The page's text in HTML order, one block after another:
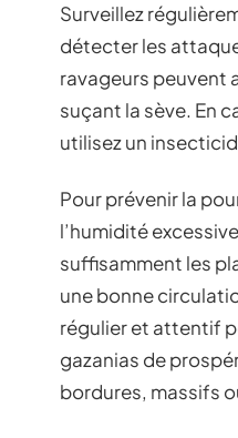
Surveillez
détecter les
ravageurs peuvent
suçant la sève. En
utilisez un
Pour prévenir la
l’humidité
suffisamment les
une bonne
régulier et attentif
gazanias de
bordures, massifs